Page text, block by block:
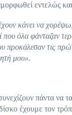
εντελώς
κάνει να
όλα φάνταζαν
προκάλεσαν τις
μου».
πάντα
έχουμε τον